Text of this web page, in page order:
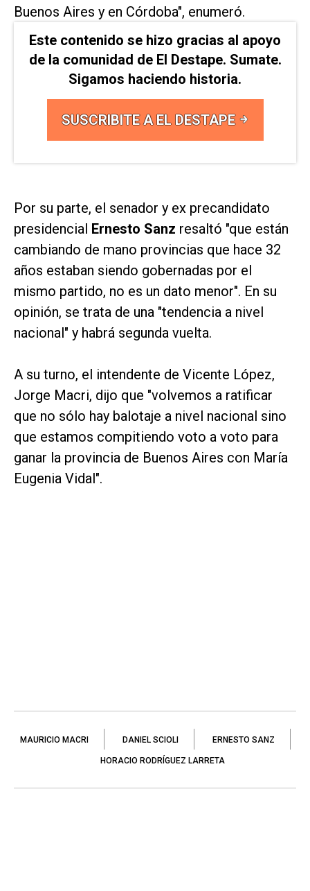
Buenos Aires y en Córdoba", enumeró.
Este contenido se hizo gracias al apoyo
de la comunidad de El Destape. Sumate.
Sigamos haciendo historia.
SUSCRIBITE A EL DESTAPE
Por su parte, el senador y ex precandidato
presidencial Ernesto Sanz resaltó "que están
cambiando de mano provincias que hace 32
años estaban siendo gobernadas por el
mismo partido, no es un dato menor". En su
opinión, se trata de una "tendencia a nivel
nacional" y habrá segunda vuelta.
A su turno, el intendente de Vicente López,
Jorge Macri, dijo que "volvemos a ratificar
que no sólo hay balotaje a nivel nacional sino
que estamos compitiendo voto a voto para
ganar la provincia de Buenos Aires con María
Eugenia Vidal".
MAURICIO MACRI DANIEL SCIOLI ERNESTO SANZ
HORACIO RODRÍGUEZ LARRETA